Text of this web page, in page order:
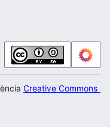
Creative Commons